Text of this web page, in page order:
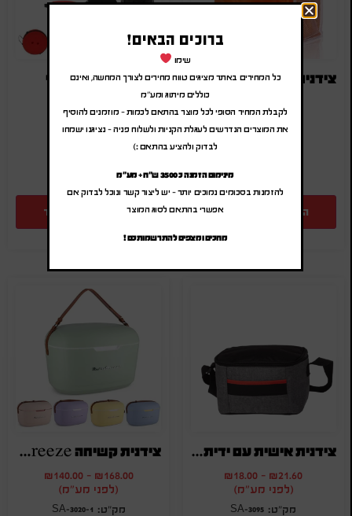
צידנית משפחתית ממותגת
(לפני מע"מ)
הוספה להצעת מחיר
כיסא טלסקופי
(לפני מע"מ)
הוספה להצעת מחיר
צידנית אישית עם ידית נשיאה
₪21.60
-
₪18.00
(לפני מע"מ)
SA-3095
צידנית קשיחה Retro-Freeze
₪168.00
-
₪140.00
(לפני מע"מ)
SA-3020-1
ברוכים הבאים!
שימו
כל המחירים באתר מציגים טווח מחירים לצורך המחשה, ואינם
כוללים מיתוג ומע"מ
לקבלת המחיר הסופי לכל מוצר בהתאם לכמות – מוזמנים להוסיף
את המוצרים הנדרשים לעגלת הקניות ולשלוח פניה – נציגנו ישמחו
לבדוק ולהציע בהתאם :)
מינימום הזמנה כ 3500 ש"ח + מע"מ
להזמנות בסכומים נמוכים יותר – יש ליצור קשר ונוכל לבדוק אם
אפשרי בהתאם לסוג המוצר
מחכים ומצפים להתרשמותכם !